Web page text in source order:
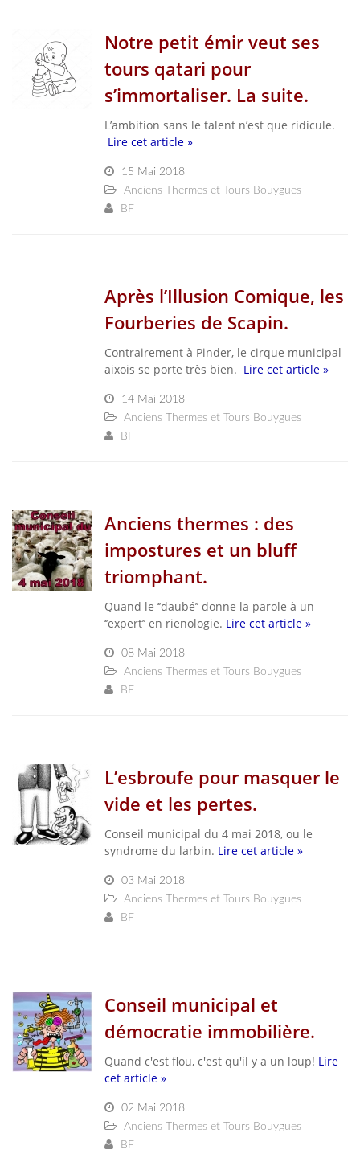
Notre petit émir veut ses
tours qatari pour
s’immortaliser. La suite.
L’ambition sans le talent n’est que ridicule.
Lire cet article »
15 Mai 2018
Anciens Thermes et Tours Bouygues
BF
Après l’Illusion Comique, les
Fourberies de Scapin.
Contrairement à Pinder, le cirque municipal
aixois se porte très bien. Lire cet article »
14 Mai 2018
Anciens Thermes et Tours Bouygues
BF
Anciens thermes : des
impostures et un bluff
triomphant.
Quand le ‘’daubé’’ donne la parole à un
‘’expert’’ en rienologie. Lire cet article »
08 Mai 2018
Anciens Thermes et Tours Bouygues
BF
L’esbroufe pour masquer le
vide et les pertes.
Conseil municipal du 4 mai 2018, ou le
syndrome du larbin. Lire cet article »
03 Mai 2018
Anciens Thermes et Tours Bouygues
BF
Conseil municipal et
démocratie immobilière.
Quand c'est flou, c'est qu'il y a un loup! Lire
cet article »
02 Mai 2018
Anciens Thermes et Tours Bouygues
BF